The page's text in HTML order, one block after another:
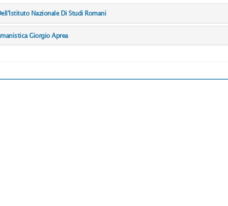
Nazionale Di Studi Romani
Giorgio Aprea